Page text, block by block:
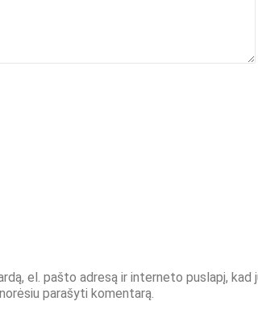
el. pašto adresą ir interneto puslapį, kad
parašyti komentarą.